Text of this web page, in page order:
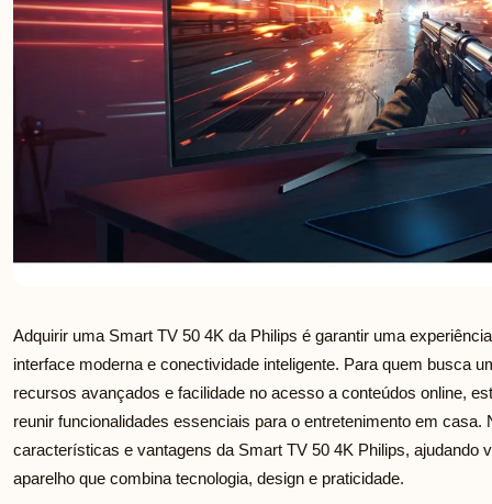
Adquirir uma Smart TV 50 4K da Philips é garantir uma
interface moderna e conectividade inteligente. Para quem busca
recursos avançados e facilidade no acesso a conteúdos online,
reunir funcionalidades essenciais para o entretenimento em
características e vantagens da Smart TV 50 4K Philips, ajudando
aparelho que combina tecnologia, design e praticidade.